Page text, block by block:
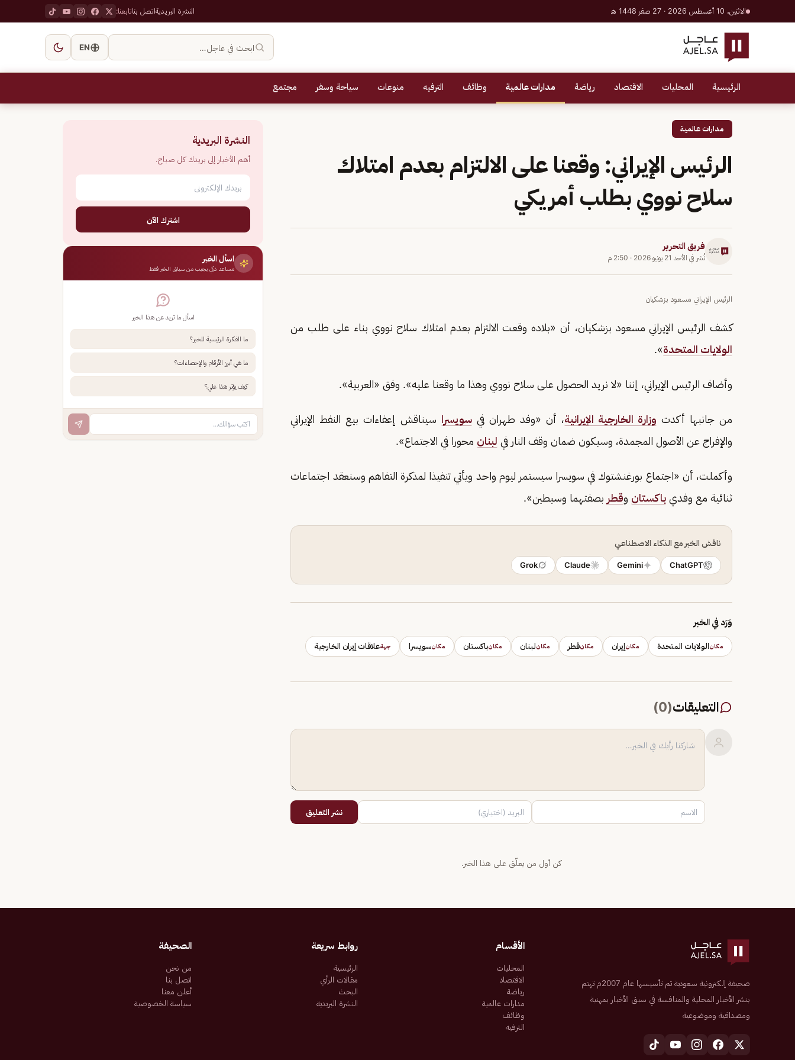
الاثنين، 10 أغسطس 2026 · 27 صفر 1448 هـ النشرة البريديةاتصل بناتابعنا:
ابحث في عاجل… EN
الرئيسية المحليات الاقتصاد رياضة مدارات عالمية وظائف الترفيه منوعات سياحة وسفر مجتمع
مدارات عالمية
الرئيس الإيراني: وقعنا على الالتزام بعدم امتلاك
سلاح نووي بطلب أمريكي
فريق التحرير
نُشر في الأحد 21 يونيو 2026 · 2:50 م
الرئيس الإيراني مسعود بزشكيان
كشف الرئيس الإيراني مسعود بزشكيان، أن «بلاده وقعت الالتزام بعدم امتلاك سلاح نووي بناء على طلب من
الولايات المتحدة».
وأضاف الرئيس الإيراني، إننا «لا نريد الحصول على سلاح نووي وهذا ما وقعنا عليه». وفق «العربية».
من جانبها أكدت وزارة الخارجية الإيرانية، أن «وفد طهران في سويسرا سيناقش إعفاءات بيع النفط الإيراني
والإفراج عن الأصول المجمدة، وسيكون ضمان وقف النار في لبنان محورا في الاجتماع».
وأكملت، أن «اجتماع بورغنشتوك في سويسرا سيستمر ليوم واحد ويأتي تنفيذا لمذكرة التفاهم وسنعقد اجتماعات
ثنائية مع وفدي باكستان وقطر بصفتهما وسيطين».
ناقش الخبر مع الذكاء الاصطناعي
ChatGPT
Gemini
Claude
Grok
وَرَد في الخبر
مكانالولايات المتحدة مكانإيران مكانقطر مكانلبنان مكانباكستان مكانسويسرا جهةعلاقات إيران الخارجية
التعليقات(
0
)
نشر التعليق
كن أول من يعلّق على هذا الخبر.
النشرة البريدية
أهم الأخبار إلى بريدك كل صباح.
اشترك الآن
اسأل الخبر
مساعد ذكي يجيب من سياق الخبر فقط
اسأل ما تريد عن هذا الخبر
ما الفكرة الرئيسية للخبر؟
ما هي أبرز الأرقام والإحصاءات؟
كيف يؤثر هذا علي؟
صحيفة إلكترونية سعودية تم تأسيسها عام 2007م تهتم
بنشر الأخبار المحلية والمنافسة في سبق الأخبار بمهنية
ومصداقية وموضوعية
الأقسام
المحليات
الاقتصاد
رياضة
مدارات عالمية
وظائف
الترفيه
روابط سريعة
الرئيسية
مقالات الرأي
البحث
النشرة البريدية
الصحيفة
من نحن
اتصل بنا
أعلن معنا
سياسة الخصوصية